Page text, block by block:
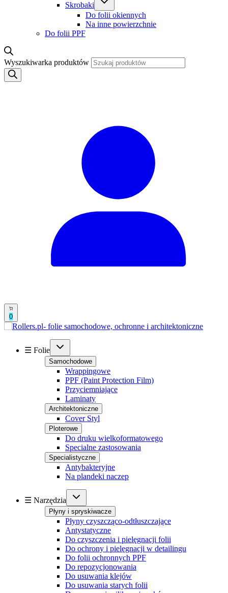
Skrobaki
Do folii okiennych
Na inne powierzchnie
Do folii PPF
Wyszukiwarka produktów
0
☰ Folie
Samochodowe
Wrappingowe
PPF (Paint Protection Film)
Przyciemniające
Laminaty
Architektoniczne
Cover Styl
Ploterowe
Do druku wielkoformatowego
Specialne zastosowania
Specialistyczne
Antybakteryjne
Na plandeki naczep
☰ Narzędzia
Płyny i spryskiwacze
Płyny czyszcząco-odtłuszczające
Antystatyczne
Do czyszczenia i pielęgnacji folii
Do ochrony i pielęgnacji w detailingu
Do folii ochronnych PPF
Do repozycjonowania
Do usuwania klejów
Do usuwania starych folii